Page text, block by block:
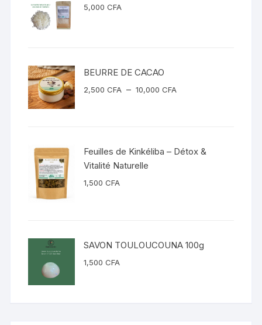
5,000CFA
BEURRE DE CACAO
2,500CFA – 10,000CFAPlage
Feuilles de Kinkéliba – Détox &
Vitalité Naturelle
1,500CFA
SAVON TOULOUCOUNA 100g
1,500CFA